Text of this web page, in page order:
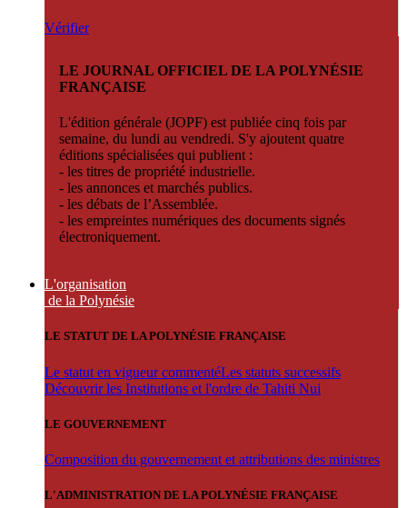
Vérifier
LE JOURNAL OFFICIEL DE LA POLYNÉSIE
FRANÇAISE
L'édition générale (JOPF) est publiée cinq fois par
semaine, du lundi au vendredi. S'y ajoutent quatre
éditions spécialisées qui publient :
- les titres de propriété industrielle.
- les annonces et marchés publics.
- les débats de l’Assemblée.
- les empreintes numériques des documents signés
électroniquement.
L'organisation
de la Polynésie
LE STATUT DE LA POLYNÉSIE FRANÇAISE
Le statut en vigueur commentéLes statuts successifs
Découvrir les Institutions et l'ordre de Tahiti Nui
LE GOUVERNEMENT
Composition du gouvernement et attributions des ministres
L'ADMINISTRATION DE LA POLYNÉSIE FRANÇAISE